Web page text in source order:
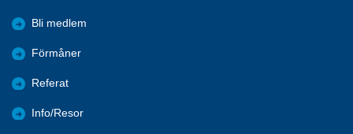
Bli medlem
Förmåner
Referat
Info/Resor